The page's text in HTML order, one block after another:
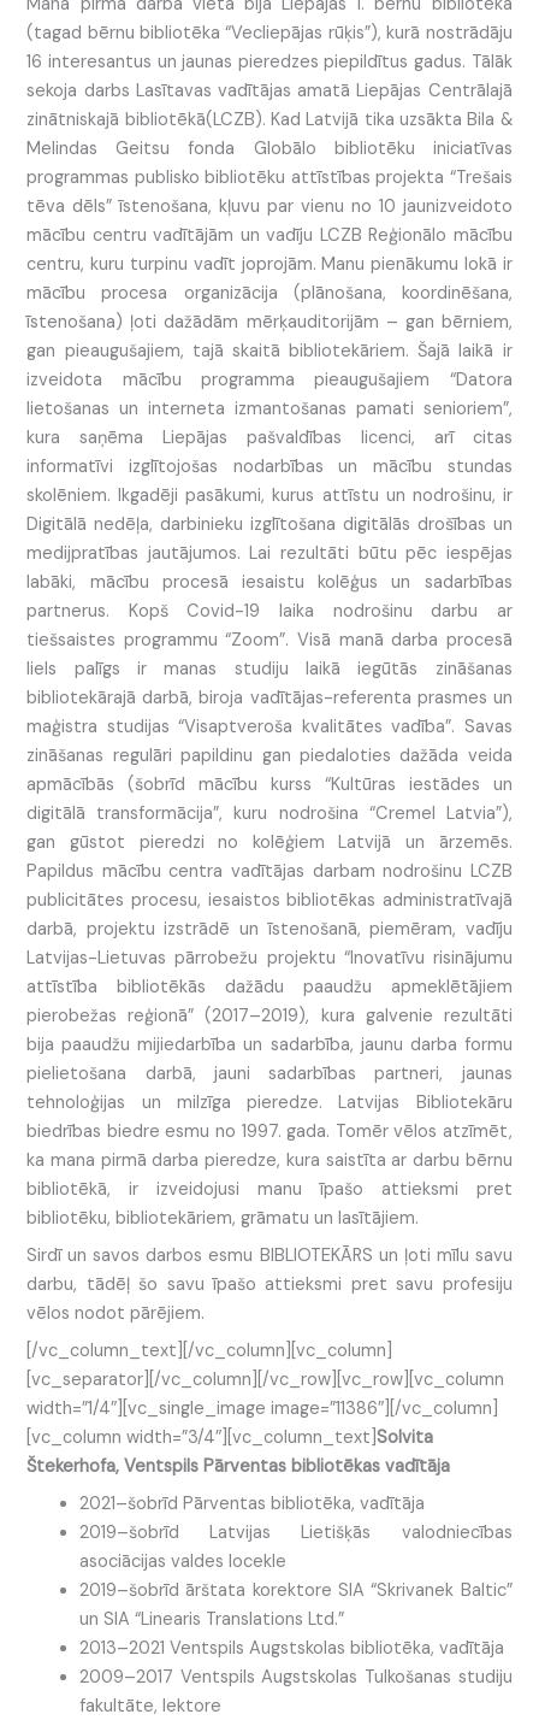
(tagad bērnu bibliotēka “Vecliepājas rūķis”), kurā nostrādāju
16 interesantus un jaunas pieredzes piepildītus gadus. Tālāk
sekoja darbs Lasītavas vadītājas amatā Liepājas Centrālajā
zinātniskajā bibliotēkā(LCZB). Kad Latvijā tika uzsākta Bila &
Melindas Geitsu fonda Globālo bibliotēku iniciatīvas
programmas publisko bibliotēku attīstības projekta “Trešais
tēva dēls” īstenošana, kļuvu par vienu no 10 jaunizveidoto
mācību centru vadītājām un vadīju LCZB Reģionālo mācību
centru, kuru turpinu vadīt joprojām. Manu pienākumu lokā ir
mācību procesa organizācija (plānošana, koordinēšana,
īstenošana) ļoti dažādām mērķauditorijām – gan bērniem,
gan pieaugušajiem, tajā skaitā bibliotekāriem. Šajā laikā ir
izveidota mācību programma pieaugušajiem “Datora
lietošanas un interneta izmantošanas pamati senioriem”,
kura saņēma Liepājas pašvaldības licenci, arī citas
informatīvi izglītojošas nodarbības un mācību stundas
skolēniem. Ikgadēji pasākumi, kurus attīstu un nodrošinu, ir
Digitālā nedēļa, darbinieku izglītošana digitālās drošības un
medijpratības jautājumos. Lai rezultāti būtu pēc iespējas
labāki, mācību procesā iesaistu kolēģus un sadarbības
partnerus. Kopš Covid-19 laika nodrošinu darbu ar
tiešsaistes programmu “Zoom”. Visā manā darba procesā
liels palīgs ir manas studiju laikā iegūtās zināšanas
bibliotekārajā darbā, biroja vadītājas-referenta prasmes un
maģistra studijas “Visaptveroša kvalitātes vadība”. Savas
zināšanas regulāri papildinu gan piedaloties dažāda veida
apmācībās (šobrīd mācību kurss “Kultūras iestādes un
digitālā transformācija”, kuru nodrošina “Cremel Latvia”),
gan gūstot pieredzi no kolēģiem Latvijā un ārzemēs.
Papildus mācību centra vadītājas darbam nodrošinu LCZB
publicitātes procesu, iesaistos bibliotēkas administratīvajā
darbā, projektu izstrādē un īstenošanā, piemēram, vadīju
Latvijas-Lietuvas pārrobežu projektu “Inovatīvu risinājumu
attīstība bibliotēkās dažādu paaudžu apmeklētājiem
pierobežas reģionā” (2017–2019), kura galvenie rezultāti
bija paaudžu mijiedarbība un sadarbība, jaunu darba formu
pielietošana darbā, jauni sadarbības partneri, jaunas
tehnoloģijas un milzīga pieredze. Latvijas Bibliotekāru
biedrības biedre esmu no 1997. gada. Tomēr vēlos atzīmēt,
ka mana pirmā darba pieredze, kura saistīta ar darbu bērnu
bibliotēkā, ir izveidojusi manu īpašo attieksmi pret
bibliotēku, bibliotekāriem, grāmatu un lasītājiem.
Sirdī un savos darbos esmu BIBLIOTEKĀRS un ļoti mīlu savu
darbu, tādēļ šo savu īpašo attieksmi pret savu profesiju
vēlos nodot pārējiem.
[/vc_column_text][/vc_column][vc_column]
[vc_separator][/vc_column][/vc_row][vc_row][vc_column
width=”1/4″][vc_single_image image=”11386″][/vc_column]
[vc_column width=”3/4″][vc_column_text] Solvita
Štekerhofa, Ventspils Pārventas bibliotēkas vadītāja
2021–šobrīd Pārventas bibliotēka, vadītāja
2019–šobrīd Latvijas Lietišķās valodniecības
asociācijas valdes locekle
2019–šobrīd ārštata korektore SIA “Skrivanek Baltic”
un SIA “Linearis Translations Ltd.”
2013–2021 Ventspils Augstskolas bibliotēka, vadītāja
2009–2017 Ventspils Augstskolas Tulkošanas studiju
fakultāte, lektore